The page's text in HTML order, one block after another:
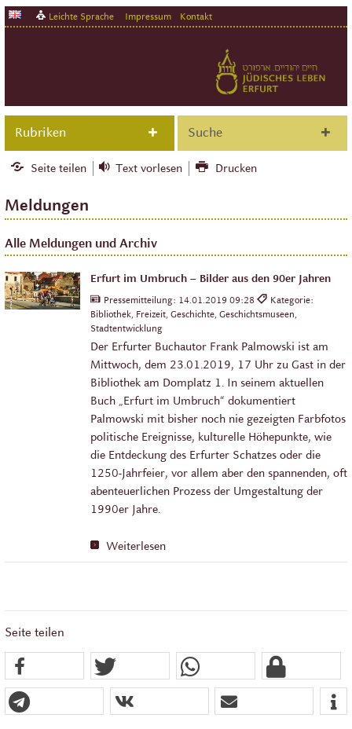
Leichte Sprache Impressum Kontakt
Rubriken Suche
Seite teilen Text vorlesen Drucken
Meldungen
Alle Meldungen und Archiv
Erfurt im Umbruch – Bilder aus den 90er Jahren
Pressemitteilung: 14.01.2019 09:28
Kategorie:
Bibliothek, Freizeit, Geschichte, Geschichtsmuseen,
Stadtentwicklung
Der Erfurter Buchautor Frank Palmowski ist am
Mittwoch, dem 23.01.2019, 17 Uhr zu Gast in der
Bibliothek am Domplatz 1. In seinem aktuellen
Buch „Erfurt im Umbruch“ dokumentiert
Palmowski mit bisher noch nie gezeigten Farbfotos
politische Ereignisse, kulturelle Höhepunkte, wie
die Entdeckung des Erfurter Schatzes oder die
1250-Jahrfeier, vor allem aber den spannenden, oft
abenteuerlichen Prozess der Umgestaltung der
1990er Jahre.
Weiterlesen
Seite teilen